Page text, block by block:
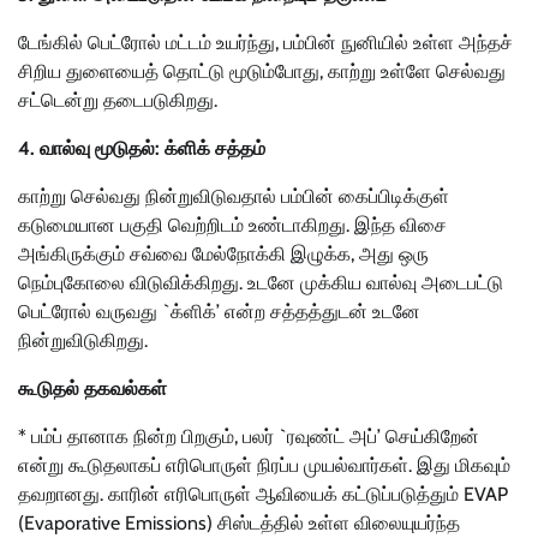
டேங்கில் பெட்ரோல் மட்டம் உயர்ந்து, பம்பின் நுனியில் உள்ள அந்தச்
சிறிய துளையைத் தொட்டு மூடும்போது, காற்று உள்ளே செல்வது
சட்டென்று தடைபடுகிறது.
4. வால்வு மூடுதல்: க்ளிக் சத்தம்
காற்று செல்வது நின்றுவிடுவதால் பம்பின் கைப்பிடிக்குள்
கடுமையான பகுதி வெற்றிடம் உண்டாகிறது. இந்த விசை
அங்கிருக்கும் சவ்வை மேல்நோக்கி இழுக்க, அது ஒரு
நெம்புகோலை விடுவிக்கிறது. உடனே முக்கிய வால்வு அடைபட்டு
பெட்ரோல் வருவது `க்ளிக்’ என்ற சத்தத்துடன் உடனே
நின்றுவிடுகிறது.
கூடுதல் தகவல்கள்
* பம்ப் தானாக நின்ற பிறகும், பலர் `ரவுண்ட் அப்’ செய்கிறேன்
என்று கூடுதலாகப் எரிபொருள் நிரப்ப முயல்வார்கள். இது மிகவும்
தவறானது. காரின் எரிபொருள் ஆவியைக் கட்டுப்படுத்தும் EVAP
(Evaporative Emissions) சிஸ்டத்தில் உள்ள விலையுயர்ந்த